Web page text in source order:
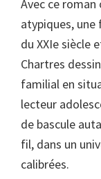
Avec ce
atypiques, une
du XXIe siècle
Chartres
familial en
lecteur
de bascule
fil, dans un
calibrées.